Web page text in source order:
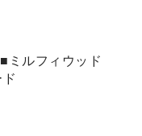
ミルフィウッド